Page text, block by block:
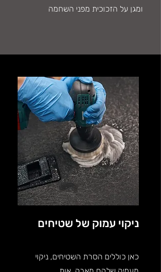
ומגן על הזכוכית מפני השחמה
ניקוי עמוק של שטיחים
כאן כוללים הסרת השטיחים, ניקוי